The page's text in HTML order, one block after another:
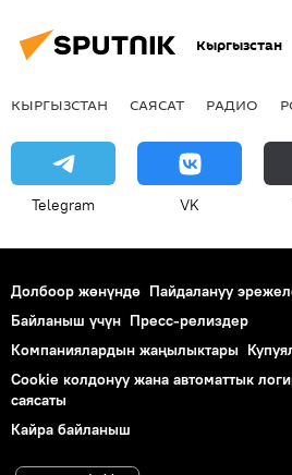
Кыргызстан
КЫРГЫЗСТАН САЯСАТ РАДИО
Telegram VK
Долбоор жөнүндө Пайдалануу
Байланыш үчүн Пресс-релиздер
Компаниялардын жаңылыктары
Cookie колдонуу жана автоматтык
саясаты
Кайра байланыш